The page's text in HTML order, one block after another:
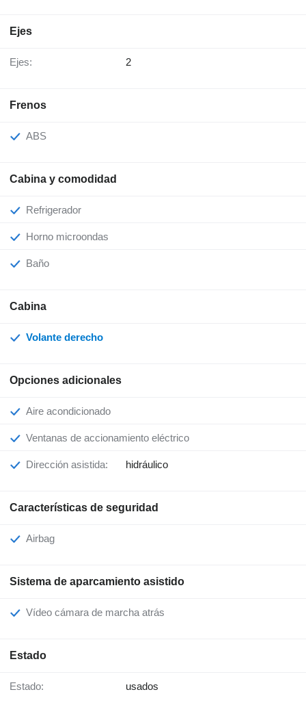
Ejes
Ejes: 2
Frenos
ABS
Cabina y comodidad
Refrigerador
Horno microondas
Baño
Cabina
Volante derecho
Opciones adicionales
Aire acondicionado
Ventanas de accionamiento eléctrico
Dirección asistida: hidráulico
Características de seguridad
Airbag
Sistema de aparcamiento asistido
Vídeo cámara de marcha atrás
Estado
Estado: usados